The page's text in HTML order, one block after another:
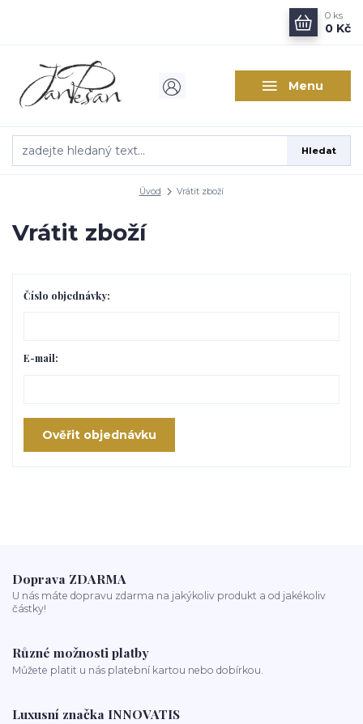
Menu
Hledat
0 ks
0 Kč
Úvod Vrátit zboží
Vrátit zboží
Číslo objednávky:
E-mail:
Ověřit objednávku
Doprava ZDARMA
U nás máte dopravu zdarma na jakýkoliv produkt a od jakékoliv
částky!
Různé možnosti platby
Můžete platit u nás platební kartou nebo dobírkou.
Luxusní značka INNOVATIS